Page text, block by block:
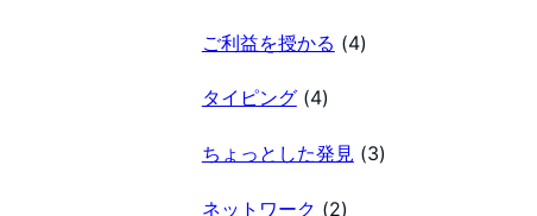
ご利益を授かる (4)
タイピング(4)
ちょっとした発見 (3)
ネットワーク (2)